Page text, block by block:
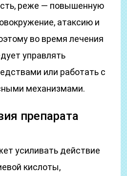
реже — повышенную
атаксию и
во время лечения
управлять
или работать с
механизмами.
препарата
усиливать действие
кислоты,